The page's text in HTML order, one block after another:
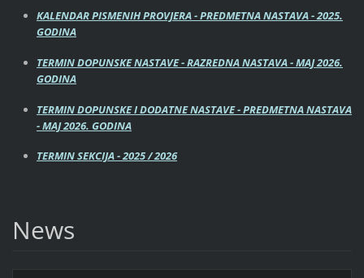
KALENDAR PISMENIH PROVJERA - PREDMETNA NASTAVA - 2025.
GODINA
TERMIN DOPUNSKE NASTAVE - RAZREDNA NASTAVA - MAJ 2026.
GODINA
TERMIN DOPUNSKE I DODATNE NASTAVE - PREDMETNA NASTAVA
- MAJ 2026. GODINA
TERMIN SEKCIJA - 2025 / 2026
News